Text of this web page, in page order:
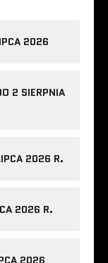
2026
2 SIERPNIA
2026 R.
2026 R.
2026